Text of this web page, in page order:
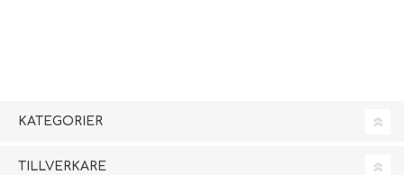
KATEGORIER
TILLVERKARE